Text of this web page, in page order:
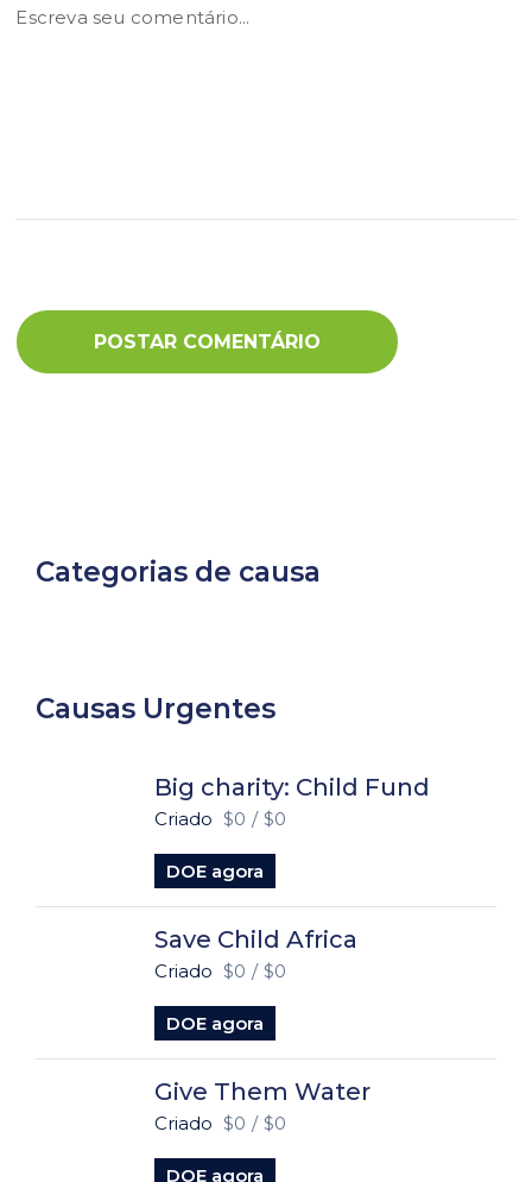
Categorias de causa
Causas Urgentes
Big charity: Child Fund
Criado $0 / $0
DOE agora
Save Child Africa
Criado $0 / $0
DOE agora
Give Them Water
Criado $0 / $0
DOE agora